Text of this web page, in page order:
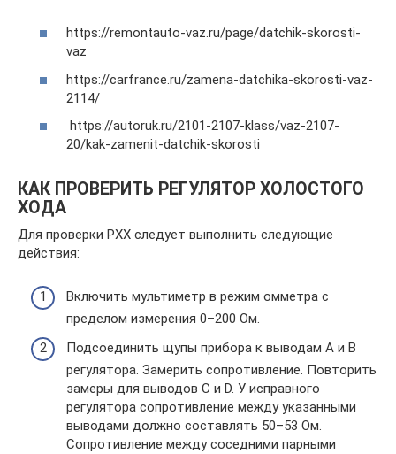
https://remontauto-vaz.ru/page/datchik-skorosti-
vaz
https://carfrance.ru/zamena-datchika-skorosti-vaz-
2114/
https://autoruk.ru/2101-2107-klass/vaz-2107-
20/kak-zamenit-datchik-skorosti
КАК ПРОВЕРИТЬ РЕГУЛЯТОР ХОЛОСТОГО
ХОДА
Для проверки РХХ следует выполнить следующие
действия:
Включить мультиметр в режим омметра с
пределом измерения 0–200 Ом.
Подсоединить щупы прибора к выводам A и B
регулятора. Замерить сопротивление. Повторить
замеры для выводов C и D. У исправного
регулятора сопротивление между указанными
выводами должно составлять 50–53 Ом.
Сопротивление между соседними парными